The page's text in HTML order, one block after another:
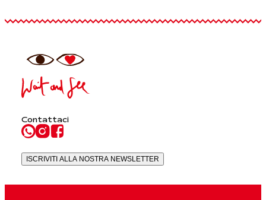
Contattaci
ISCRIVITI ALLA NOSTRA NEWSLETTER